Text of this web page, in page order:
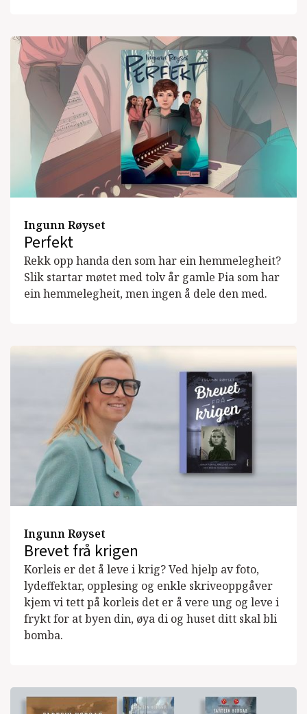
Ingunn Røyset
Perfekt
Rekk opp handa den som har ein hemmelegheit?
Slik startar møtet med tolv år gamle Pia som har
ein hemmelegheit, men ingen å dele den med.
Ingunn Røyset
Brevet frå krigen
Korleis er det å leve i krig? Ved hjelp av foto,
lydeffektar, opplesing og enkle skriveoppgåver
kjem vi tett på korleis det er å vere ung og leve i
frykt for at byen din, øya di og huset ditt skal bli
bomba.